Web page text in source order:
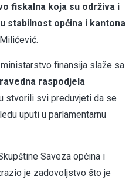
fiskalna koja su održiva i
stabilnost općina i kantona
finansija slaže sa
raspodjela
stvorili svi preduvjeti da se
uputi u parlamentarnu
Saveza općina i
je zadovoljstvo što je